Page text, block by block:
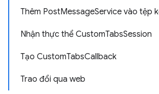
Thêm PostMessageService vào tệp
Nhận thực thể CustomTabsSession
Tạo CustomTabsCallback
Trao đổi qua web